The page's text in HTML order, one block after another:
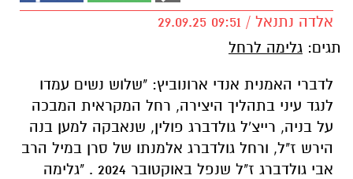
אלדה נתנאל / 09:51 29.09.25
תגים: גלימה לרחל
לדברי האמנית אנדי ארונוביץ: "שלוש נשים עמדו
לנגד עיני בתהליך היצירה, רחל המקראית המבכה
על בניה, רייצ'ל גולדברג פולין, שנאבקה למען בנה
הירש ז"ל, ורחל גולדברג אלמנתו של סרן במיל הרב
אבי גולדברג ז"ל שנפל באוקטובר 2024 . "גלימה